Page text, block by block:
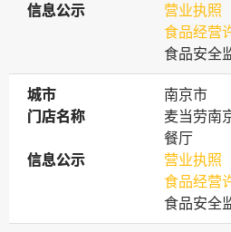
信息公示
信息公示
营业执照
食品经营
食品安全
城市
城市
南京市
门店名称
门店名称
麦当劳南
餐厅
信息公示
信息公示
营业执照
食品经营
食品安全